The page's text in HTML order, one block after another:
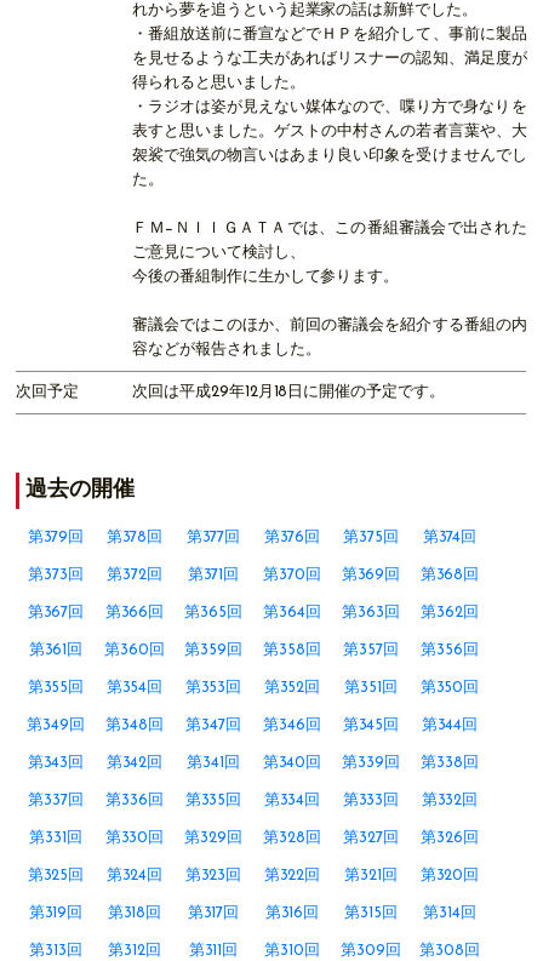
れから夢を追うという起業家の話は新鮮でした。
・番組放送前に番宣などでＨＰを紹介して、事前に製品
を見せるような工夫があればリスナーの認知、満足度が
得られると思いました。
・ラジオは姿が見えない媒体なので、喋り方で身なりを
表すと思いました。ゲストの中村さんの若者言葉や、大
袈裟で強気の物言いはあまり良い印象を受けませんでし
た。
ＦＭ−ＮＩＩＧＡＴＡでは、この番組審議会で出された
ご意見について検討し、
今後の番組制作に生かして参ります。
審議会ではこのほか、前回の審議会を紹介する番組の内
容などが報告されました。
次回予定 次回は平成29年12月18日に開催の予定です。
過去の開催
第379回 第378回 第377回 第376回 第375回 第374回
第373回 第372回 第371回 第370回 第369回 第368回
第367回 第366回 第365回 第364回 第363回 第362回
第361回 第360回 第359回 第358回 第357回 第356回
第355回 第354回 第353回 第352回 第351回 第350回
第349回 第348回 第347回 第346回 第345回 第344回
第343回 第342回 第341回 第340回 第339回 第338回
第337回 第336回 第335回 第334回 第333回 第332回
第331回 第330回 第329回 第328回 第327回 第326回
第325回 第324回 第323回 第322回 第321回 第320回
第319回 第318回 第317回 第316回 第315回 第314回
第313回 第312回 第311回 第310回 第309回 第308回